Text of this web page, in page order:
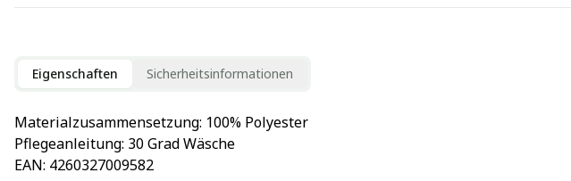
Eigenschaften Sicherheitsinformationen
Materialzusammensetzung: 100% Polyester
Pflegeanleitung: 30 Grad Wäsche
EAN: 4260327009582